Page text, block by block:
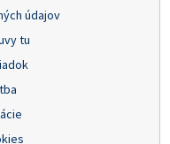
údajov
tu